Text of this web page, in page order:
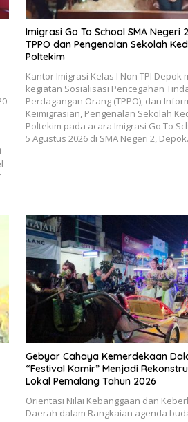
Imigrasi Go To School SMA Negeri
TPPO dan Pengenalan Sekolah
Poltekim
Kantor Imigrasi Kelas I Non TPI Depok
kegiatan Sosialisasi Pencegahan
Perdagangan Orang (TPPO), dan
Keimigrasian, Pengenalan Sekolah
Poltekim pada acara Imigrasi Go To
5 Agustus 2026 di SMA Negeri 2, Depok.
Gebyar Cahaya Kemerdekaan
“Festival Kamir” Menjadi
Lokal Pemalang Tahun 2026
Orientasi Nilai Kebanggaan dan
Daerah dalam ​Rangkaian agenda